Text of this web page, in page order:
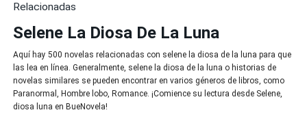
Relacionadas
Selene La Diosa De La Luna
Aquí hay 500 novelas relacionadas con selene la diosa de la luna para que
las lea en línea. Generalmente, selene la diosa de la luna o historias de
novelas similares se pueden encontrar en varios géneros de libros, como
Paranormal, Hombre lobo, Romance. ¡Comience su lectura desde Selene,
diosa luna en BueNovela!